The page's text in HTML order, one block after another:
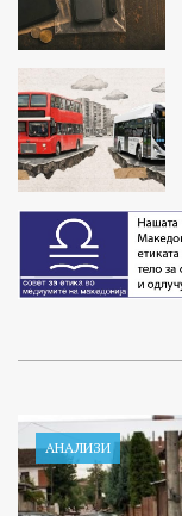
АНАЛИЗИ